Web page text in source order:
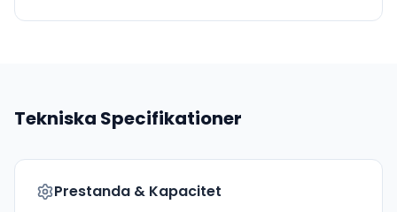
Tekniska Specifikationer
Prestanda & Kapacitet